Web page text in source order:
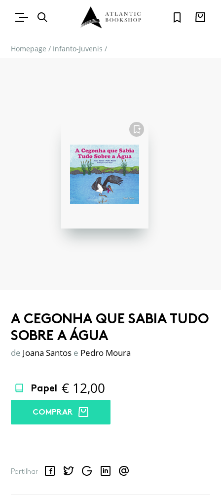
Homepage / Infanto-Juvenis /
FAVORITO
A CEGONHA QUE SABIA TUDO
SOBRE A ÁGUA
de Joana Santos e Pedro Moura
Papel € 12,00
COMPRAR
Partilhar
FacebookTwitterGoogle LinkedInEmail